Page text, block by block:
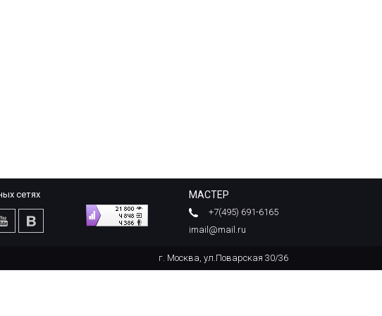
МАСТЕР
+7(495) 691-6165
imail@mail.ru
сетях
г. Москва, ул.Поварская 30/36